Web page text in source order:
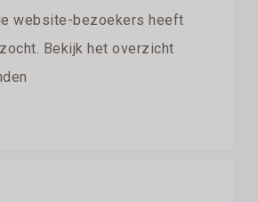
website-bezoekers heeft
Bekijk het overzicht